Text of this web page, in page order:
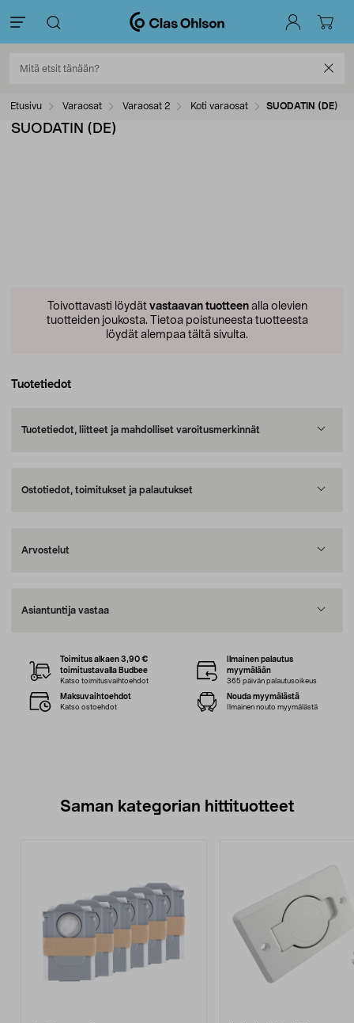
Etusivu Varaosat Varaosat 2 Koti varaosat SUODATIN (DE)
SUODATIN (DE)
Toivottavasti löydät vastaavan tuotteenalla olevien
tuotteiden joukosta. Tietoa poistuneesta tuotteesta
löydät alempaa tältä sivulta.
Tuotetiedot
Tuotetiedot, liitteet ja mahdolliset varoitusmerkinnät
Ostotiedot, toimitukset ja palautukset
Arvostelut
Asiantuntija vastaa
Toimitus alkaen 3,90 €
toimitustavalla Budbee
Katso toimitusvaihtoehdot
Ilmainen palautus
myymälään
365 päivän palautusoikeus
Maksuvaihtoehdot
Katso ostoehdot
Nouda myymälästä
Ilmainen nouto myymälästä
Saman kategorian hittituotteet